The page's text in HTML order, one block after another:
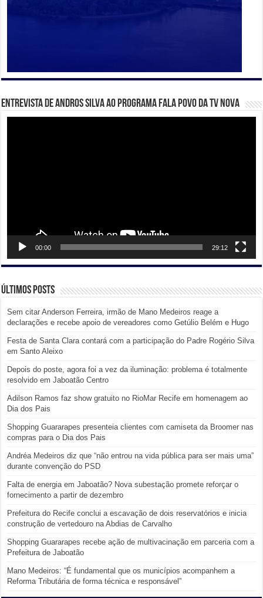
Entrevista de Andros Silva ao programa Fala Povo da TV Nova
00:00 29:12
Últimos posts
Sem citar Anderson Ferreira, irmão de Mano Medeiros reage a
declarações e recebe apoio de vereadores como Getúlio Belém e Hugo
Festa de Santa Clara contará com a participação do Padre Rogério Silva
em Santo Aleixo
Depois do poste, agora foi a vez da iluminação: problema é totalmente
resolvido em Jaboatão Centro
Adilson Ramos faz show gratuito no RioMar Recife em homenagem ao
Dia dos Pais
Shopping Guararapes presenteia clientes com camiseta da Broomer nas
compras para o Dia dos Pais
Andréa Medeiros diz que “não entrou na vida pública para ser mais uma”
durante convenção do PSD
Falta de energia em Jaboatão? Nova subestação promete reforçar o
fornecimento a partir de dezembro
Prefeitura do Recife conclui a escavação de dois reservatórios e inicia
construção de vertedouro na Abdias de Carvalho
Shopping Guararapes recebe ação de multivacinação em parceria com a
Prefeitura de Jaboatão
Mano Medeiros: “É fundamental que os municípios acompanhem a
Reforma Tributária de forma técnica e responsável”